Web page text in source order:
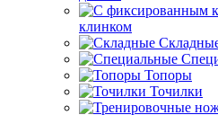
клинком
Топоры
Точилки